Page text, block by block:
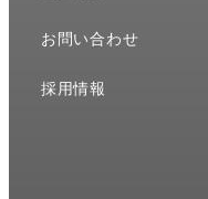
お問い合わせ
採用情報